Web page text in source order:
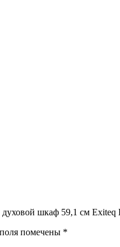
духовой шкаф 59,1 см
помечены *